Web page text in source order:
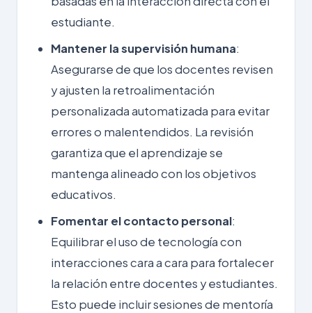
estudiante.
Mantener la supervisión humana:
Asegurarse de que los docentes revisen
y ajusten la retroalimentación
personalizada automatizada para evitar
errores o malentendidos. La revisión
garantiza que el aprendizaje se
mantenga alineado con los objetivos
educativos.
Fomentar el contacto personal:
Equilibrar el uso de tecnología con
interacciones cara a cara para fortalecer
la relación entre docentes y estudiantes.
Esto puede incluir sesiones de mentoría